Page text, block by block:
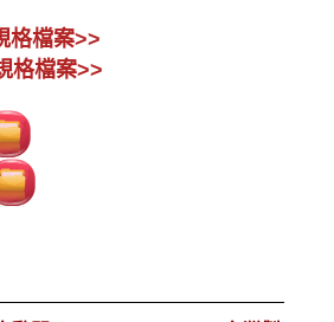
格檔案>>
格檔案>>